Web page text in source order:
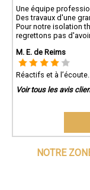
Une équipe
Des travaux d'une
Pour notre isolation
regrettons pas
M. E. de Reims
Réactifs et à l’écoute.
Voir tous les avis
NOTRE